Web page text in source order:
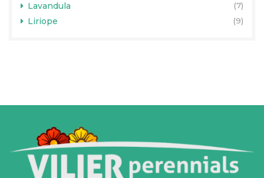
Lavandula (7)
Liriope (9)